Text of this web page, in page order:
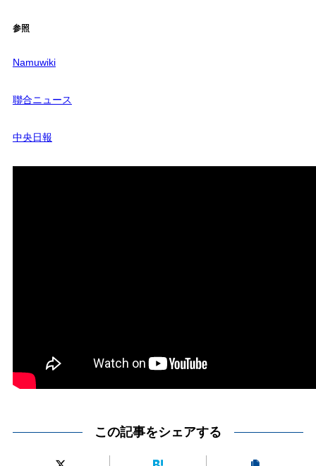
参照
Namuwiki
聯合ニュース
中央日報
この記事をシェアする